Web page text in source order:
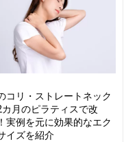
コリ・ストレートネック
月のピラティスで改
実例を元に効果的なエク
イズを紹介